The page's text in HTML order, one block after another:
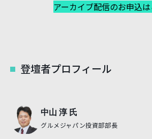
アーカイブ配信のお申込
登壇者プロフィール
中山 淳 氏
グルメジャパン投資部部長